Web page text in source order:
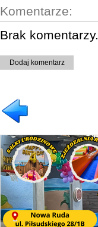
Komentarze:
Brak komentarzy.
Dodaj komentarz